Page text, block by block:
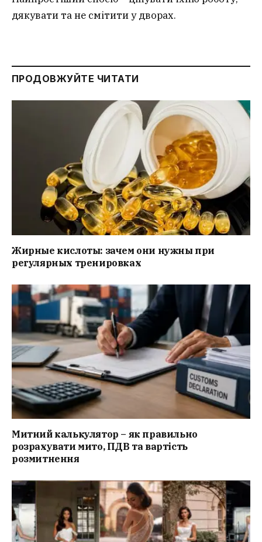
дякувати та не смітити у дворах.
ПРОДОВЖУЙТЕ ЧИТАТИ
Жирные кислоты: зачем они нужны при
регулярных тренировках
Митний калькулятор – як правильно
розрахувати мито, ПДВ та вартість
розмитнення